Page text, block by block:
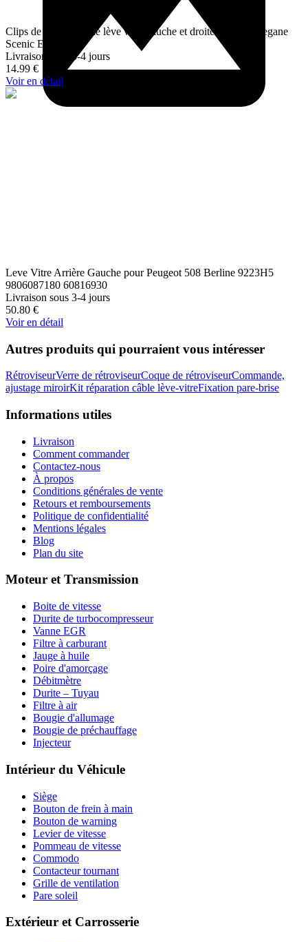
Clips de réparation de lève vitre gauche et droite Laguna Megane
Scenic Espace 4
Livraison sous 3-4 jours
14.99 €
Voir en détail
Leve Vitre Arrière Gauche pour Peugeot 508 Berline 9223H5
9806087180 60816930
Livraison sous 3-4 jours
50.80 €
Voir en détail
Autres produits qui pourraient vous intéresser
RétroviseurVerre de rétroviseurCoque de rétroviseurCommande,
ajustage miroirKit réparation câble lève-vitreFixation pare-brise
Informations utiles
Livraison
Comment commander
Contactez-nous
À propos
Conditions générales de vente
Retours et remboursements
Politique de confidentialité
Mentions légales
Blog
Plan du site
Moteur et Transmission
Boite de vitesse
Durite de turbocompresseur
Vanne EGR
Filtre à carburant
Jauge à huile
Poire d'amorçage
Débitmètre
Durite – Tuyau
Filtre à air
Bougie d'allumage
Bougie de préchauffage
Injecteur
Intérieur du Véhicule
Siège
Bouton de frein à main
Bouton de warning
Levier de vitesse
Pommeau de vitesse
Commodo
Contacteur tournant
Grille de ventilation
Pare soleil
Extérieur et Carrosserie